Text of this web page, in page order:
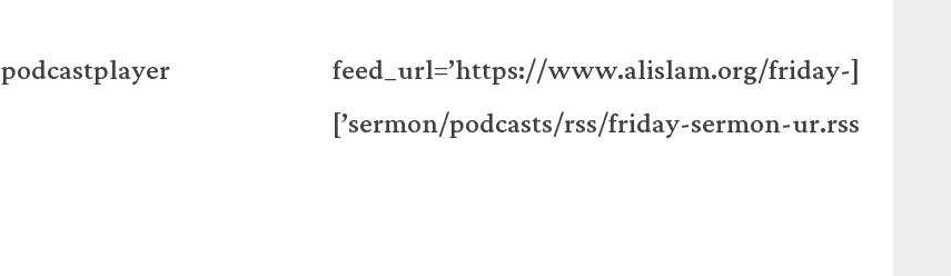
[podcastplayer feed_url=’https://www.alislam.org/friday-
sermon/podcasts/rss/friday-sermon-ur.rss’]